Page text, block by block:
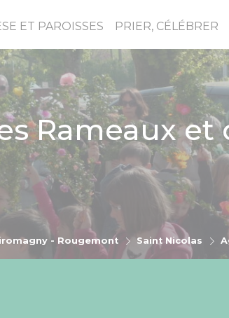
ET PAROISSES PRIER, CÉLÉBRER
Rameaux et
- Rougemont Saint Nicolas